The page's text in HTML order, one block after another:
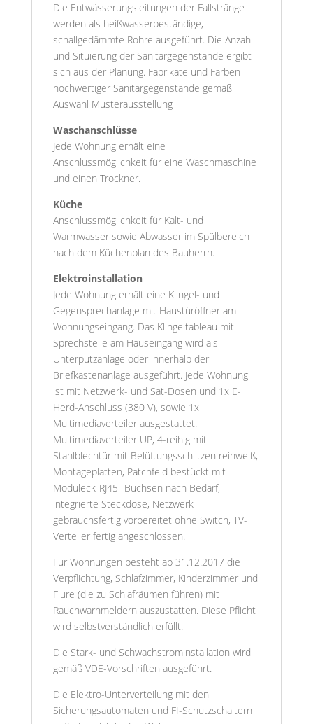
Die Entwässerungsleitungen der Fallstränge
werden als heißwasserbeständige,
schallgedämmte Rohre ausgeführt. Die Anzahl
und Situierung der Sanitärgegenstände ergibt
sich aus der Planung. Fabrikate und Farben
hochwertiger Sanitärgegenstände gemäß
Auswahl Musterausstellung
Waschanschlüsse
Jede Wohnung erhält eine
Anschlussmöglichkeit für eine Waschmaschine
und einen Trockner.
Küche
Anschlussmöglichkeit für Kalt- und
Warmwasser sowie Abwasser im Spülbereich
nach dem Küchenplan des Bauherrn.
Elektroinstallation
Jede Wohnung erhält eine Klingel- und
Gegensprechanlage mit Haustüröffner am
Wohnungseingang. Das Klingeltableau mit
Sprechstelle am Hauseingang wird als
Unterputzanlage oder innerhalb der
Briefkastenanlage ausgeführt. Jede Wohnung
ist mit Netzwerk- und Sat-Dosen und 1x E-
Herd-Anschluss (380 V), sowie 1x
Multimediaverteiler ausgestattet.
Multimediaverteiler UP, 4-reihig mit
Stahlblechtür mit Belüftungsschlitzen reinweiß,
Montageplatten, Patchfeld bestückt mit
Moduleck-RJ45- Buchsen nach Bedarf,
integrierte Steckdose, Netzwerk
gebrauchsfertig vorbereitet ohne Switch, TV-
Verteiler fertig angeschlossen.
Für Wohnungen besteht ab 31.12.2017 die
Verpflichtung, Schlafzimmer, Kinderzimmer und
Flure (die zu Schlafräumen führen) mit
Rauchwarnmeldern auszustatten. Diese Pflicht
wird selbstverständlich erfüllt.
Die Stark- und Schwachstrominstallation wird
gemäß VDE-Vorschriften ausgeführt.
Die Elektro-Unterverteilung mit den
Sicherungsautomaten und FI-Schutzschaltern